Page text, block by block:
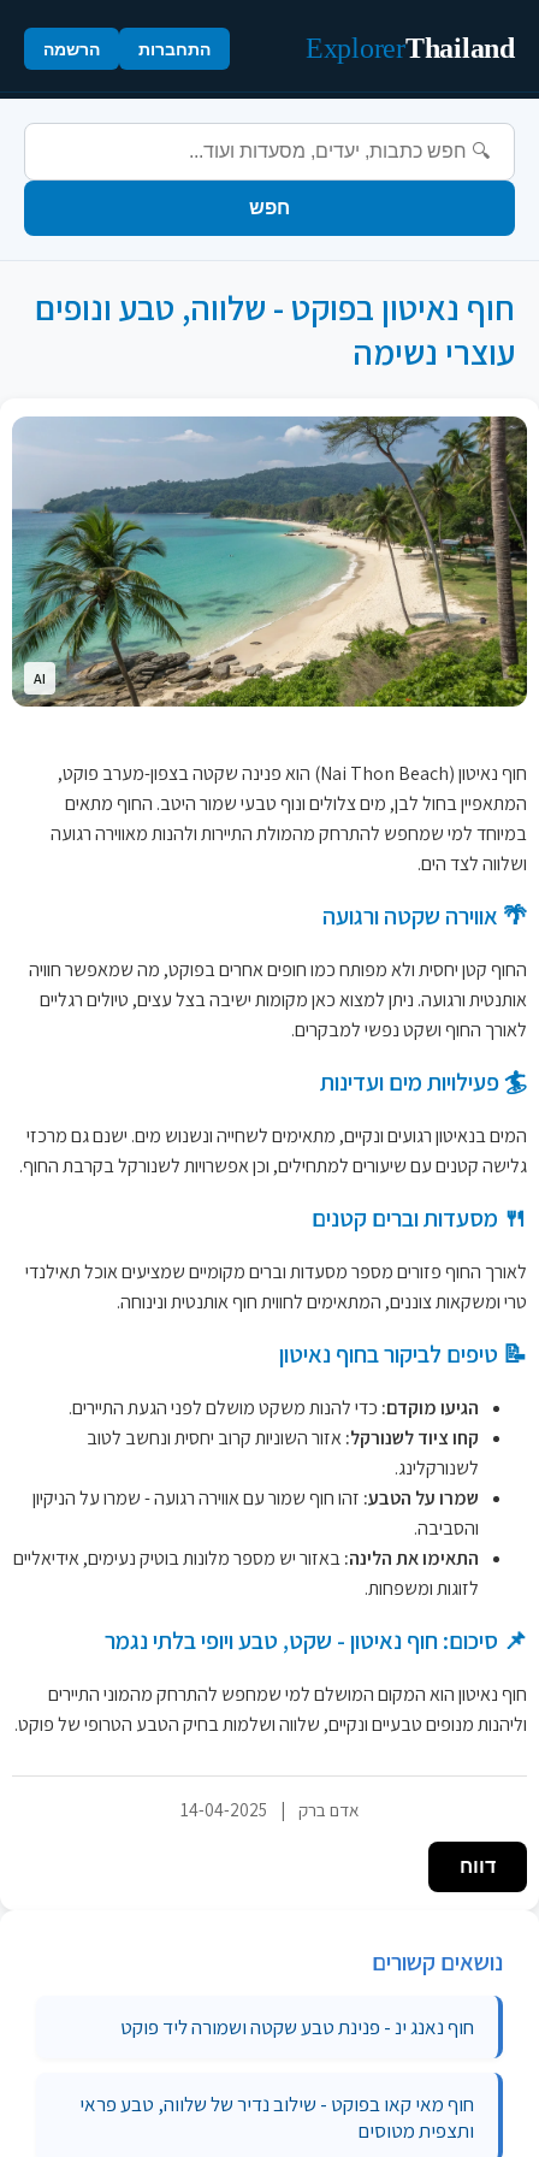
Thailand
Explorer התחברות הרשמה
חפש
חוף נאיטון בפוקט - שלווה, טבע ונופים
עוצרי נשימה
AI
חוף נאיטון (Nai Thon Beach) הוא פנינה שקטה בצפון-מערב פוקט,
המתאפיין בחול לבן, מים צלולים ונוף טבעי שמור היטב. החוף מתאים
במיוחד למי שמחפש להתרחק מהמולת התיירות ולהנות מאווירה רגועה
ושלווה לצד הים.
🌴 אווירה שקטה ורגועה
החוף קטן יחסית ולא מפותח כמו חופים אחרים בפוקט, מה שמאפשר חוויה
אותנטית ורגועה. ניתן למצוא כאן מקומות ישיבה בצל עצים, טיולים רגליים
לאורך החוף ושקט נפשי למבקרים.
🏄 פעילויות מים ועדינות
המים בנאיטון רגועים ונקיים, מתאימים לשחייה ונשנוש מים. ישנם גם מרכזי
גלישה קטנים עם שיעורים למתחילים, וכן אפשרויות לשנורקל בקרבת החוף.
🍴 מסעדות וברים קטנים
לאורך החוף פזורים מספר מסעדות וברים מקומיים שמציעים אוכל תאילנדי
טרי ומשקאות צוננים, המתאימים לחווית חוף אותנטית ונינוחה.
📝 טיפים לביקור בחוף נאיטון
הגיעו מוקדם: כדי להנות משקט מושלם לפני הגעת התיירים.
קחו ציוד לשנורקל:אזור השוניות קרוב יחסית ונחשב לטוב
לשנורקלינג.
שמרו על הטבע: זהו חוף שמור עם אווירה רגועה - שמרו על הניקיון
והסביבה.
התאימו את הלינה:באזור יש מספר מלונות בוטיק נעימים, אידיאליים
לזוגות ומשפחות.
📌 סיכום: חוף נאיטון - שקט, טבע ויופי בלתי נגמר
חוף נאיטון הוא המקום המושלם למי שמחפש להתרחק מהמוני התיירים
וליהנות מנופים טבעיים ונקיים, שלווה ושלמות בחיק הטבע הטרופי של פוקט.
אדם ברק |
14-04-2025
דווח
נושאים קשורים
חוף נאנג ינ - פנינת טבע שקטה ושמורה ליד פוקט
חוף מאי קאו בפוקט - שילוב נדיר של שלווה, טבע פראי
ותצפית מטוסים